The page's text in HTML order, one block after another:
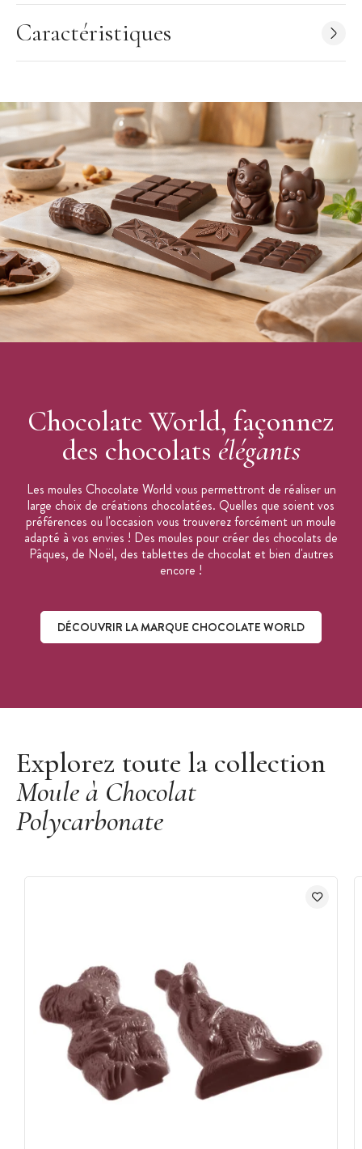
Pour faire vos fritures en chocolat, bonbons en chocolat ou
moulages en chocolat, il vous faut un matériel adapté et de
qualité professionnelle.
La marque belgeChocolate Worldpropose des moules
plus traditionnelle, aux formes plus modernes.
Caractéristiques du Moule à chocolat
Étoile Polycarbonate Chocolate World:
Matière : Polycarbonate
Couleur : Transparent
Forme : Étoile
Nombre d'empreintes : 14
Poids du moulage : 24 g
Dimensions du moulage : Ø45 x 25 mm
Dimensions de la plaque : 275 x 135 x 30 mm
Marque : Chocolate World
Caractéristiques
Chocolate World, façonnez
des chocolats élégants
Les moules Chocolate World vous permettront de réaliser un
large choix de créations chocolatées. Quelles que soient vos
préférences ou l'occasion vous trouverez forcément un moule
adapté à vos envies ! Des moules pour créer des chocolats de
Pâques, de Noël, des tablettes de chocolat et bien d'autres
encore !
DÉCOUVRIR LA MARQUE CHOCOLATE WORLD
Explorez toute la collection
Moule à Chocolat
Polycarbonate